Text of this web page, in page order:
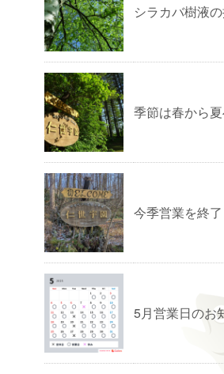
シラカバ樹液
季節は春から
今季営業を終
5月営業日のお